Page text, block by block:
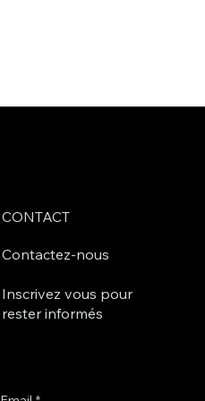
CONTACT
Contactez-nous
Inscrivez vous pour
rester informés